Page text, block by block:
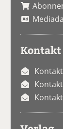
Kontakt